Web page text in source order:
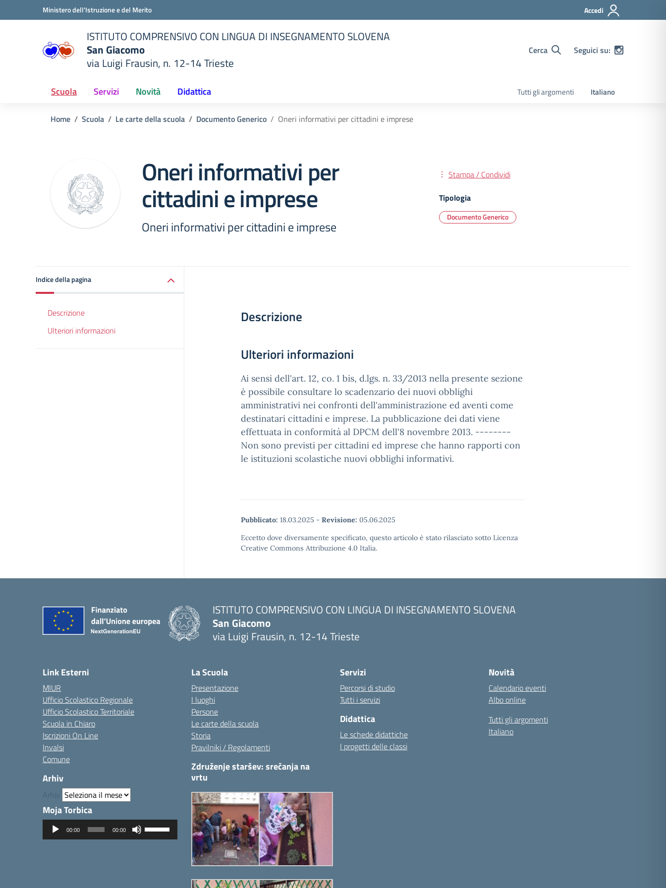
Vai ai contenuti
Vai al menu di navigazioneMinistero dell'Istruzione e del Merito Accedi
ISTITUTO COMPRENSIVO CON LINGUA DI INSEGNAMENTO SLOVENA
San Giacomo
via Luigi Frausin, n. 12-14 Trieste
Cerca Seguici su:
Scuola Servizi Novità Didattica Tutti gli argomenti Italiano
Home Scuola Le carte della scuola Documento Generico Oneri informativi per cittadini e imprese
Oneri informativi per
cittadini e imprese
Oneri informativi per cittadini e imprese
Stampa / Condividi
Tipologia
Documento Generico
Indice della pagina
Descrizione
Ulteriori informazioni
Descrizione
Ulteriori informazioni
Ai sensi dell'art. 12, co. 1 bis, d.lgs. n. 33/2013 nella presente sezione
è possibile consultare lo scadenzario dei nuovi obblighi
amministrativi nei confronti dell'amministrazione ed aventi come
destinatari cittadini e imprese. La pubblicazione dei dati viene
effettuata in conformità al DPCM dell'8 novembre 2013. --------
Non sono previsti per cittadini ed imprese che hanno rapporti con
le istituzioni scolastiche nuovi obblighi informativi.
Pubblicato: 18.03.2025 - Revisione: 05.06.2025
Eccetto dove diversamente specificato, questo articolo è stato rilasciato sotto Licenza
Creative Commons Attribuzione 4.0 Italia.
ISTITUTO COMPRENSIVO CON LINGUA DI INSEGNAMENTO SLOVENA
San Giacomo
via Luigi Frausin, n. 12-14 Trieste
Link Esterni
MIUR
Ufficio Scolastico Regionale
Ufficio Scolastico Territoriale
Scuola in Chiaro
Iscrizioni On Line
Invalsi
Comune
Arhiv
Arhiv
Moja Torbica
Audio
Player
00:00 00:00
La Scuola
Presentazione
I luoghi
Persone
Le carte della scuola
Storia
Pravilniki / Regolamenti
Združenje staršev: srečanja na
vrtu
Servizi
Percorsi di studio
Tutti i servizi
Didattica
Le schede didattiche
I progetti delle classi
Novità
Calendario eventi
Albo online
Tutti gli argomenti
Italiano